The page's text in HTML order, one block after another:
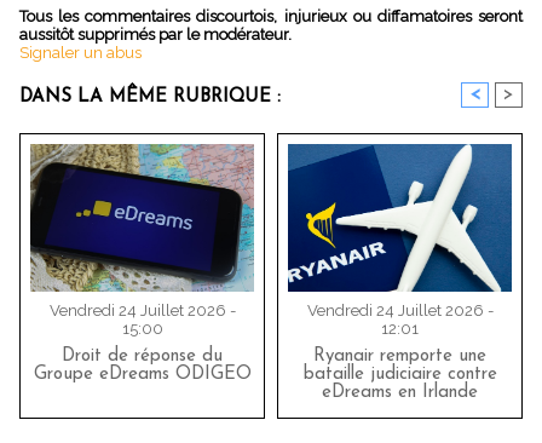
Tous les commentaires discourtois, injurieux ou diffamatoires seront
aussitôt supprimés par le modérateur.
Signaler un abus
DANS LA MÊME RUBRIQUE : < >
Vendredi 24 Juillet 2026 -
15:00
Droit de réponse du
Groupe eDreams ODIGEO
Vendredi 24 Juillet 2026 -
12:01
Ryanair remporte une
bataille judiciaire contre
eDreams en Irlande